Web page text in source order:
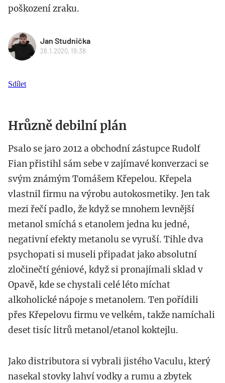
poškození zraku.
Jan Studnička
28.1.2020, 19:38
Sdílet
Hrůzně debilní plán
Psalo se jaro 2012 a obchodní zástupce Rudolf
Fian přistihl sám sebe v zajímavé konverzaci se
svým známým Tomášem Křepelou. Křepela
vlastnil firmu na výrobu autokosmetiky. Jen tak
mezi řečí padlo, že když se mnohem levnější
metanol smíchá s etanolem jedna ku jedné,
negativní efekty metanolu se vyruší. Tihle dva
psychopati si museli připadat jako absolutní
zločinečtí géniové, když si pronajímali sklad v
Opavě, kde se chystali celé léto míchat
alkoholické nápoje s metanolem. Ten pořídili
přes Křepelovu firmu ve velkém, takže namíchali
deset tisíc litrů metanol/etanol koktejlu.
Jako distributora si vybrali jistého Vaculu, který
nasekal stovky lahví vodky a rumu a zbytek